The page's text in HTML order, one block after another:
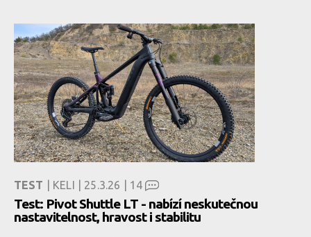
TEST | KELI | 25.3.26 | 14
Test: Pivot Shuttle LT - nabízí neskutečnou
nastavitelnost, hravost i stabilitu